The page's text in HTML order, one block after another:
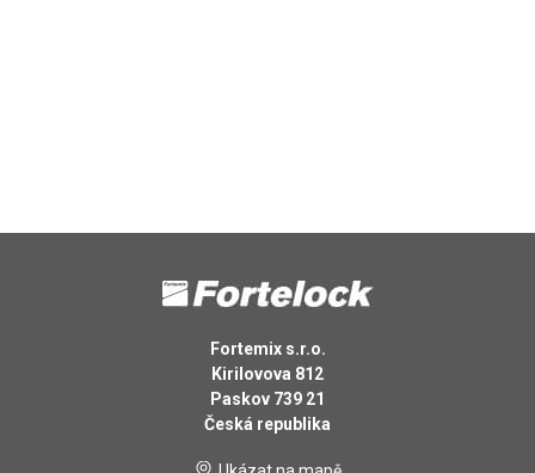
Fortemix s.r.o.
Kirilovova 812
Paskov 739 21
Česká republika